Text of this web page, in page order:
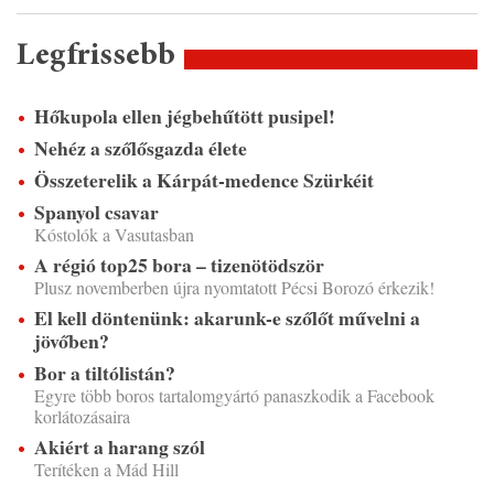
Legfrissebb
Hőkupola ellen jégbehűtött pusipel!
Nehéz a szőlősgazda élete
Összeterelik a Kárpát-medence Szürkéit
Spanyol csavar
Kóstolók a Vasutasban
A régió top25 bora – tizenötödször
Plusz novemberben újra nyomtatott Pécsi Borozó érkezik!
El kell döntenünk: akarunk-e szőlőt művelni a
jövőben?
Bor a tiltólistán?
Egyre több boros tartalomgyártó panaszkodik a Facebook
korlátozásaira
Akiért a harang szól
Terítéken a Mád Hill